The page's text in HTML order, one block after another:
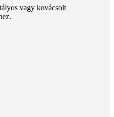
vagy kovácsolt